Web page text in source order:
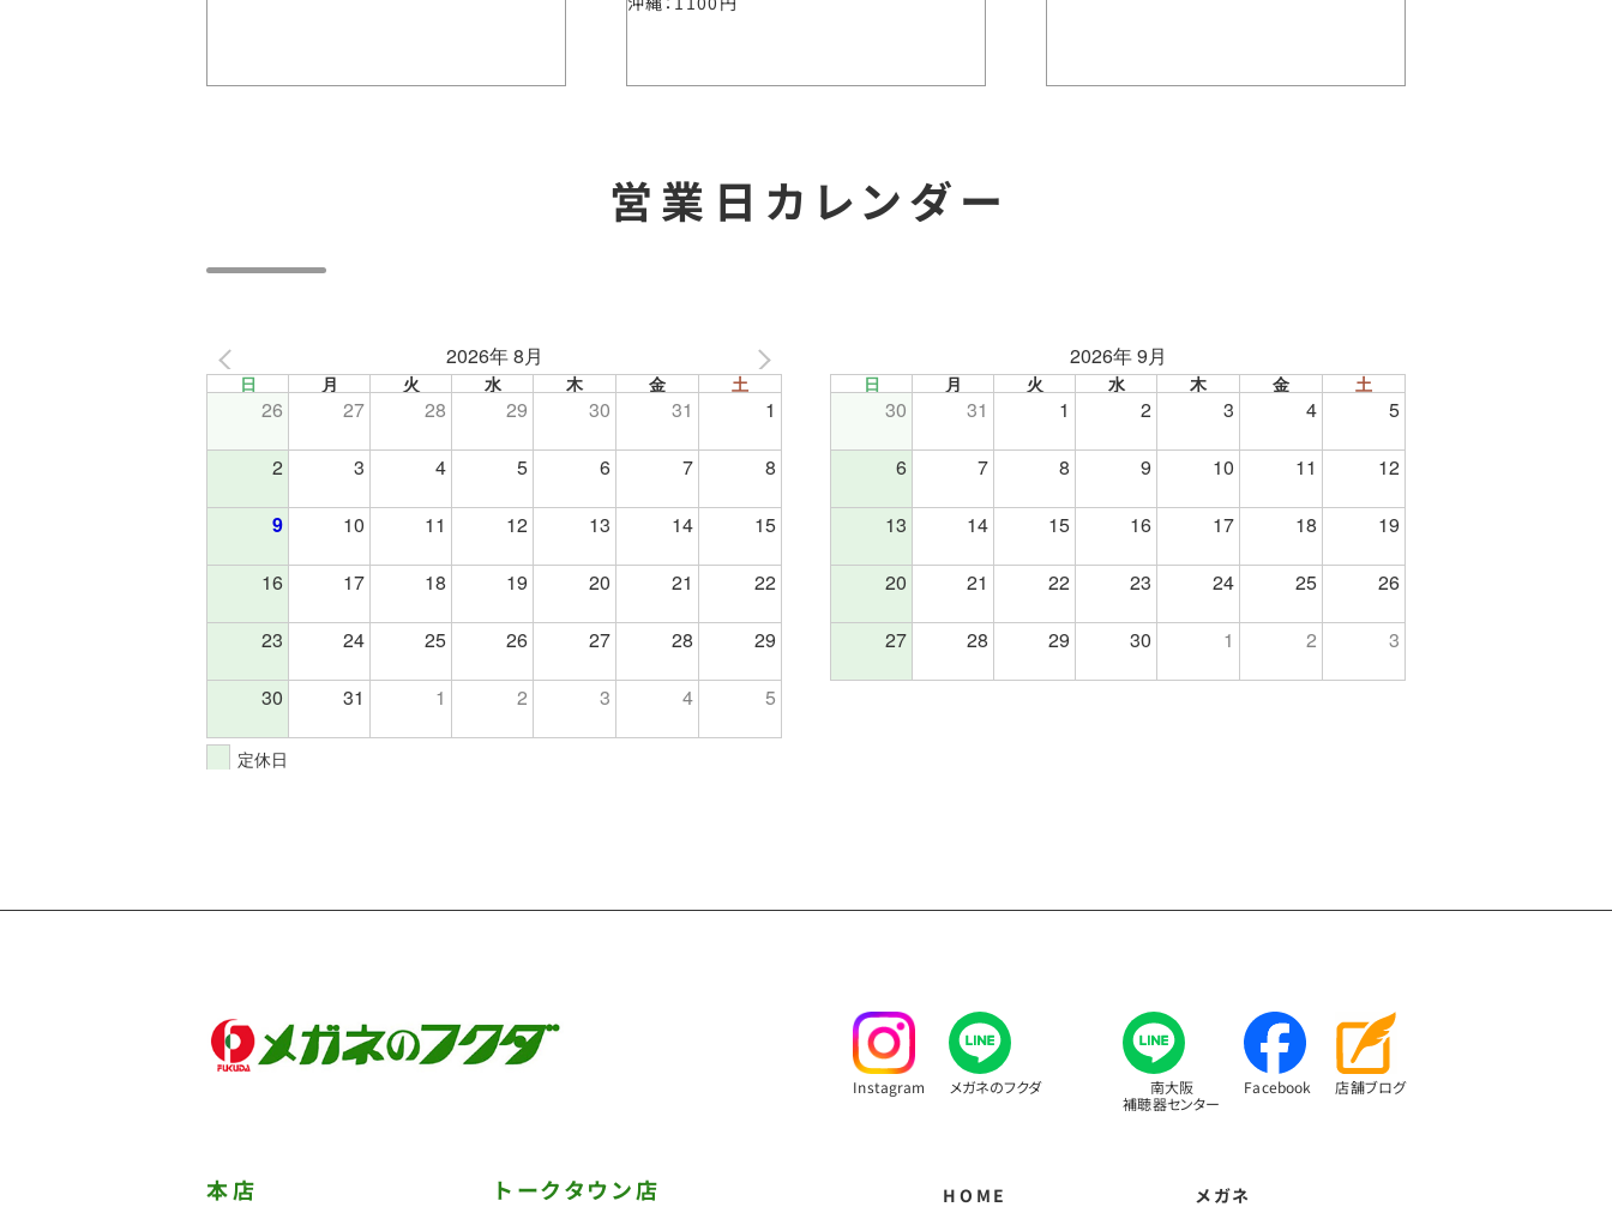
営業日カレンダー
2026年 8月
日 月 火 水 木 金 土
26 27 28 29 30 31 1
2 3 4 5 6 7 8
9 10 11 12 13 14 15
16 17 18 19 20 21 22
23 24 25 26 27 28 29
30 31 1 2 3 4 5
2026年 9月
日 月 火 水 木 金 土
30 31 1 2 3 4 5
6 7 8 9 10 11 12
13 14 15 16 17 18 19
20 21 22 23 24 25 26
27 28 29 30 1 2 3
定休日
Instagram メガネのフクダ
南大阪
補聴器センター
Facebook 店舗ブログ
本店 トークタウン店 HOME メガネ